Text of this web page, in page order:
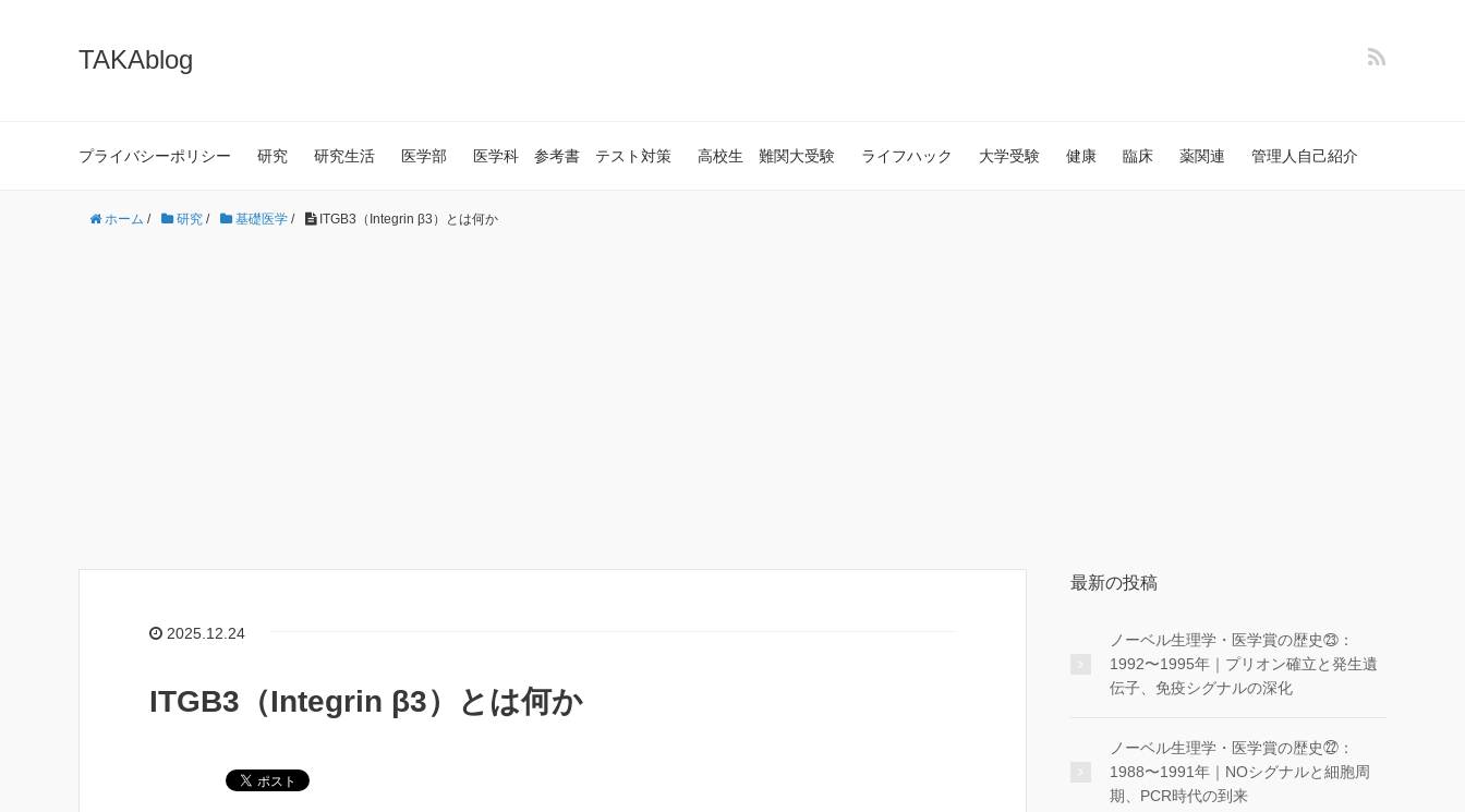
TAKAblog
プライバシーポリシー 研究 研究生活 医学部 医学科 参考書 テスト対策 高校生 難関大受験 ライフハック 大学受験 健康 臨床 薬関連 管理人自己紹介
ホーム / 研究 / 基礎医学 / ITGB3（Integrin β3）とは何か
2025.12.24
ITGB3（Integrin β3）とは何か
最新の投稿
ノーベル生理学・医学賞の歴史㉓：
1992〜1995年｜プリオン確立と発生遺
伝子、免疫シグナルの深化
ノーベル生理学・医学賞の歴史㉒：
1988〜1991年｜NOシグナルと細胞周
期、PCR時代の到来